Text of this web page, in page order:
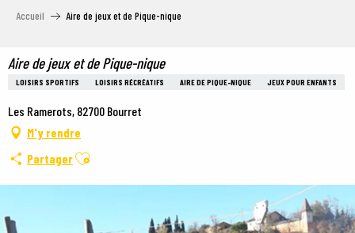
Accueil Aire de jeux et de Pique-nique
Aire de jeux et de Pique-nique
LOISIRS SPORTIFS LOISIRS RÉCRÉATIFS AIRE DE PIQUE-NIQUE JEUX POUR ENFANTS
Les Ramerots, 82700 Bourret
M'y rendre
PartagerAjouter aux favoris